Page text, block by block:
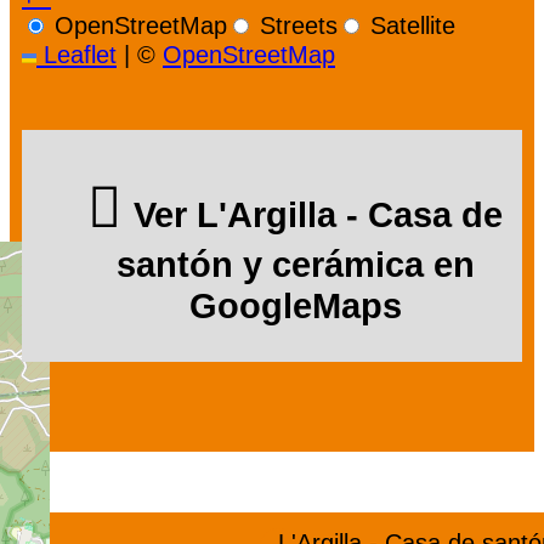
OpenStreetMap
Streets
Satellite
Leaflet | © OpenStreetMap
Ver L'Argilla - Casa de
santón y cerámica en
GoogleMaps